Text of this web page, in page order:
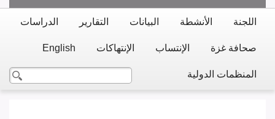
اللجنة الأنشطة البيانات التقارير الدراسات
صحافة غزة الإنتساب الإنتهاكات English
المنظمات الدولية